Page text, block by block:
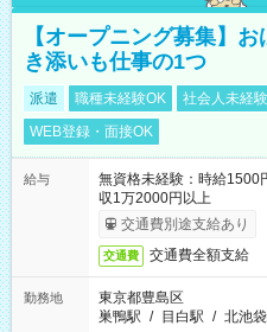
【オープニング募集】
き添いも仕事の1つ
派遣 職種未経験OK 社会人未経
WEB登録・面接OK
給与
無資格未経験：時給
収1万2000円以上
交通費別途支給あり
交通費 交通費全額支給
勤務地
東京都豊島区
巣鴨駅 / 目白駅 / 北池